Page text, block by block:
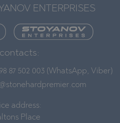
ENTERPRISES
87 502 003 (WhatsApp, Viber)
address:
Place